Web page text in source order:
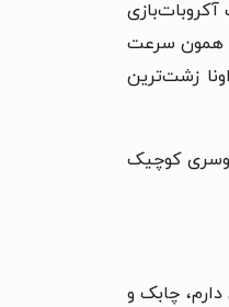
همون سرعت
زشت‌ترین
روسری کوچیک
چابک و